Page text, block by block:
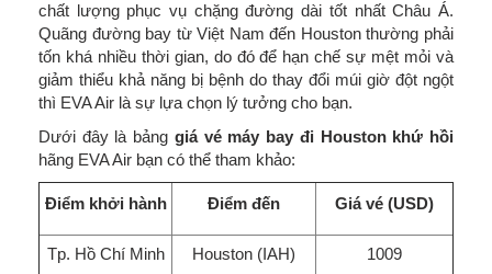
chất lượng phục vụ chặng đường dài tốt nhất Châu Á.
Quãng đường bay từ Việt Nam đến Houston thường phải
tốn khá nhiều thời gian, do đó để hạn chế sự mệt mỏi và
giảm thiểu khả năng bị bệnh do thay đổi múi giờ đột ngột
thì EVA Air là sự lựa chọn lý tưởng cho bạn.
Dưới đây là bảng giá vé máy bay đi Houston khứ hồi
hãng EVA Air bạn có thể tham khảo:
Điểm khởi hành Điểm đến Giá vé (USD)
Tp. Hồ Chí Minh Houston (IAH) 1009